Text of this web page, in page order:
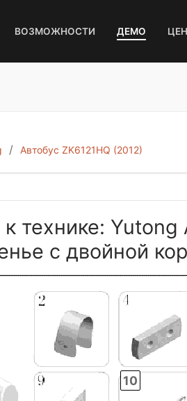
ВОЗМОЖНОСТИ ДЕМО
Автобус ZK6121HQ (2012)
технике:
с двойной
10